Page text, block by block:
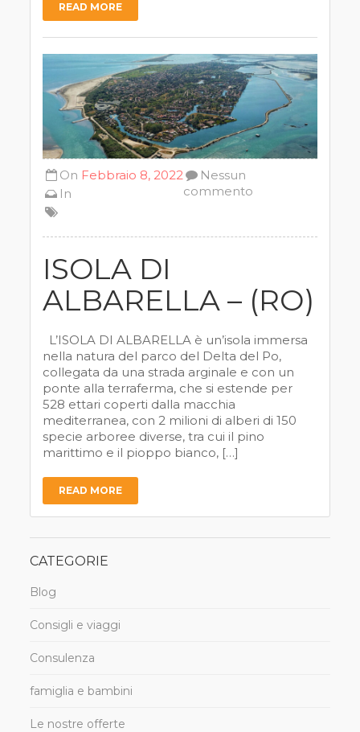
READ MORE
On Febbraio 8, 2022
In
Nessun
commento
ISOLA DI
ALBARELLA – (RO)
L’ISOLA DI ALBARELLA è un’isola immersa
nella natura del parco del Delta del Po,
collegata da una strada arginale e con un
ponte alla terraferma, che si estende per
528 ettari coperti dalla macchia
mediterranea, con 2 milioni di alberi di 150
specie arboree diverse, tra cui il pino
marittimo e il pioppo bianco, […]
READ MORE
CATEGORIE
Blog
Consigli e viaggi
Consulenza
famiglia e bambini
Le nostre offerte